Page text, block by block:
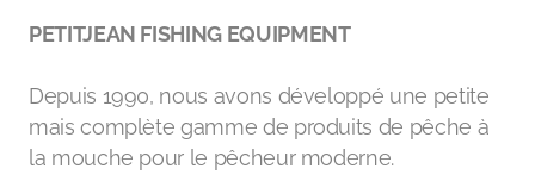
PETITJEAN FISHING EQUIPMENT
Depuis 1990, nous avons développé une petite
mais complète gamme de produits de pêche à
la mouche pour le pêcheur moderne.
Accessoires de pêche